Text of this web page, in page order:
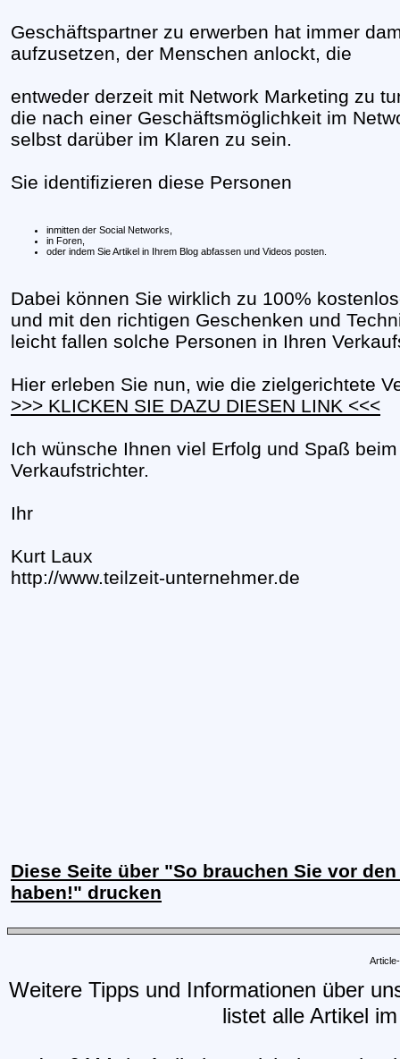
Geschäftspartner zu erwerben hat immer
aufzusetzen, der Menschen anlockt, die
entweder derzeit mit Network Marketing zu
die nach einer Geschäftsmöglichkeit im
selbst darüber im Klaren zu sein.
Sie identifizieren diese Personen
inmitten der Social Networks,
in Foren,
oder indem Sie Artikel in Ihrem Blog abfassen und Videos posten.
Dabei können Sie wirklich zu 100%
und mit den richtigen Geschenken und
leicht fallen solche Personen in Ihren
Hier erleben Sie nun, wie die zielgerichtete
>>> KLICKEN SIE DAZU DIESEN LINK <<<
Ich wünsche Ihnen viel Erfolg und Spaß
Verkaufstrichter.
Ihr
Kurt Laux
http://www.teilzeit-unternehmer.de
Diese Seite über "So brauchen Sie vor
haben!" drucken
Weitere Tipps und Informationen über
listet alle Artikel